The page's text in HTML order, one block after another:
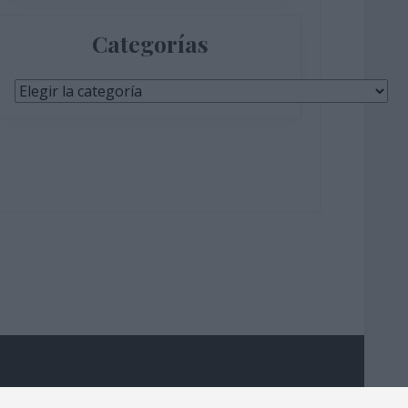
Categorías
Categorías